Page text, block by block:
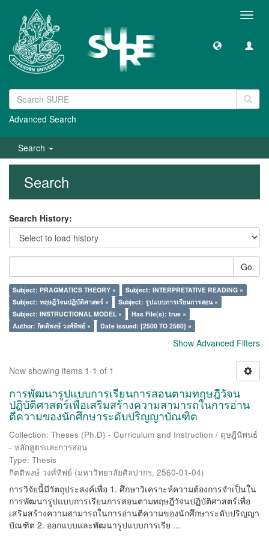
Advanced Search
Search
Search
Search History:
Go
Subject: PRAGMATICS THEORY ×
Subject: INTERPRETATIVE READING ×
Subject: ทฤษฎีวัจนปฏิบัติศาสตร์ ×
Subject: รูปแบบการเรียนการสอน ×
Subject: INSTRUCTIONAL MODEL ×
Has File(s): true ×
Author: กิตติพงษ์ วงศ์ทิพย์ ×
Date issued: [2500 TO 2560] ×
Show Advanced Filters
Now showing items 1-1 of 1
การพัฒนารูปแบบการเรียนการสอนตามทฤษฎีวัจน
ปฏิบัติศาสตร์เพื่อเสริมสร้างความสามารถในการอ่าน
ตีความของนักศึกษาระดับปริญญาบัณฑิต
Collection: Theses (Ph.D) - Curriculum and Instruction / ดุษฎีนิพนธ์
- หลักสูตรและการสอน
Type: Thesis
กิตติพงษ์ วงศ์ทิพย์ (มหาวิทยาลัยศิลปากร, 2560-01-04)
การวิจัยนี้มีวัตถุประสงค์เพื่อ 1. ศึกษาวิเคราะห์ความต้องการจำเป็นใน
การพัฒนารูปแบบการเรียนการสอนตามทฤษฎีวัจนปฏิบัติศาสตร์เพื่อ
เสริมสร้างความสามารถในการอ่านตีความของนักศึกษาระดับปริญญา
บัณฑิต 2. ออกแบบและพัฒนารูปแบบการเรีย ...